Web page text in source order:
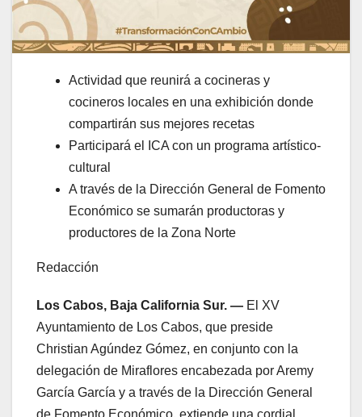
Actividad que reunirá a cocineras y
cocineros locales en una exhibición donde
compartirán sus mejores recetas
Participará el ICA con un programa artístico-
cultural
A través de la Dirección General de Fomento
Económico se sumarán productoras y
productores de la Zona Norte
Redacción
Los Cabos, Baja California Sur. — El XV
Ayuntamiento de Los Cabos, que preside
Christian Agúndez Gómez, en conjunto con la
delegación de Miraflores encabezada por Aremy
García García y a través de la Dirección General